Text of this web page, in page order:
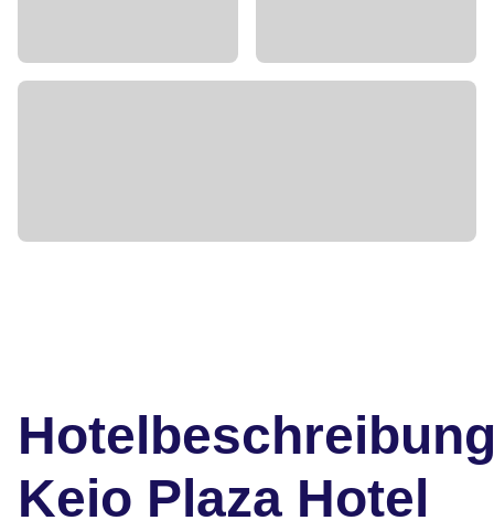
Keio Plaza Hotel